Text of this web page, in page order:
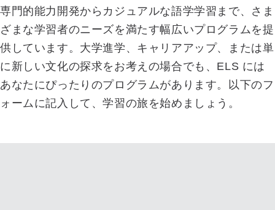
専門的能力開発からカジュアルな語学学習まで、さま
ざまな学習者のニーズを満たす幅広いプログラムを提
供しています。大学進学、キャリアアップ、または単
に新しい文化の探求をお考えの場合でも、ELS には
あなたにぴったりのプログラムがあります。以下のフ
ォームに記入して、学習の旅を始めましょう。